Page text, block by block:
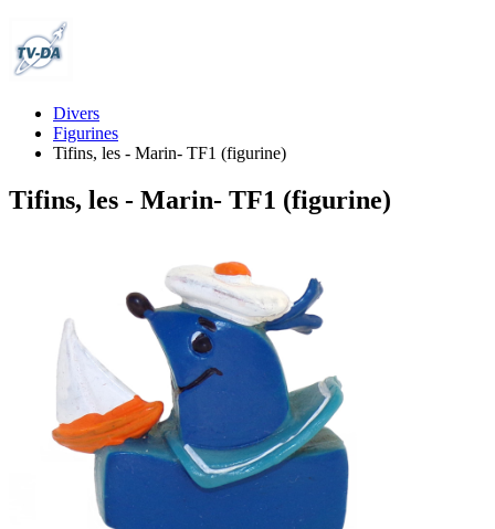
Divers
Figurines
Tifins, les - Marin- TF1 (figurine)
Tifins, les - Marin- TF1 (figurine)